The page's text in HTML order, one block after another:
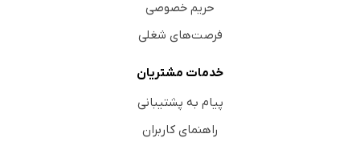
حریم خصوصی
فرصت‌های شغلی
خدمات مشتریان
پیام به پشتیبانی
راهنمای کاربران